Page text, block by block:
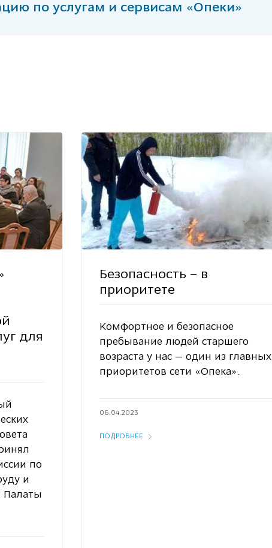
по услугам и сервисам «Опеки»
для
по
и
Палаты
Безопасность – в
приоритете
Комфортное и безопасное
пребывание людей старшего
возраста у нас — один из главных
приоритетов сети «Опека».
06.04.2023
ПОДРОБНЕЕ